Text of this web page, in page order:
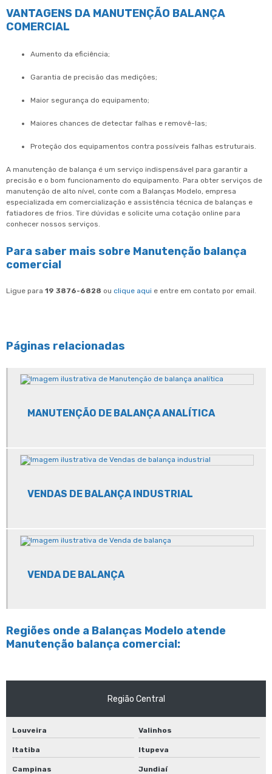
VANTAGENS DA MANUTENÇÃO BALANÇA
COMERCIAL
Aumento da eficiência;
Garantia de precisão das medições;
Maior segurança do equipamento;
Maiores chances de detectar falhas e removê-las;
Proteção dos equipamentos contra possíveis falhas estruturais.
A manutenção de balança é um serviço indispensável para garantir a
precisão e o bom funcionamento do equipamento. Para obter serviços de
manutenção de alto nível, conte com a Balanças Modelo, empresa
especializada em comercialização e assistência técnica de balanças e
fatiadores de frios. Tire dúvidas e solicite uma cotação online para
conhecer nossos serviços.
Para saber mais sobre Manutenção balança
comercial
Ligue para 19 3876-6828 ou clique aqui e entre em contato por email.
Páginas relacionadas
MANUTENÇÃO DE BALANÇA ANALÍTICA
VENDAS DE BALANÇA INDUSTRIAL
VENDA DE BALANÇA
Regiões onde a Balanças Modelo atende
Manutenção balança comercial:
Região Central
Louveira Valinhos
Itatiba Itupeva
Campinas Jundiaí